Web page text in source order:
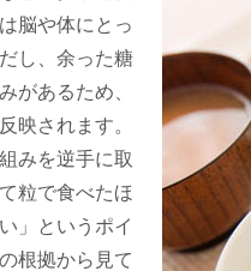
脳や体にとっ
し、余った糖
があるため、
映されます。
みを逆手に取
粒で食べたほ
」というポイ
根拠から見て